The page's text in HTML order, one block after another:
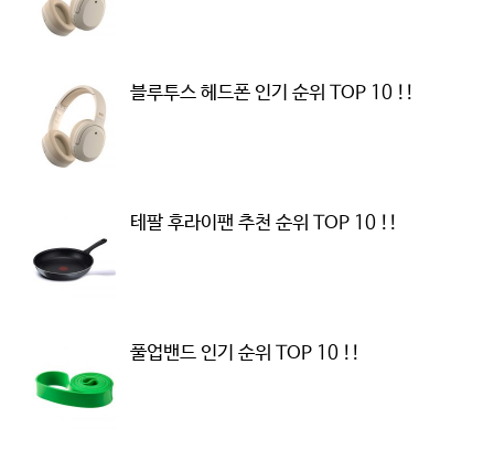
블루투스 헤드폰 인기 순위 TOP 10 !!
테팔 후라이팬 추천 순위 TOP 10 !!
풀업밴드 인기 순위 TOP 10 !!